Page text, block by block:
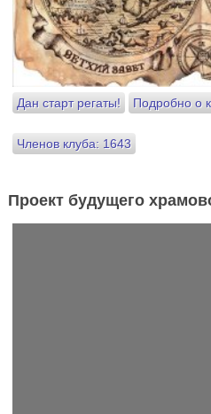
Дан старт регаты! Подробно о
Членов клуба: 1643
Проект будущего